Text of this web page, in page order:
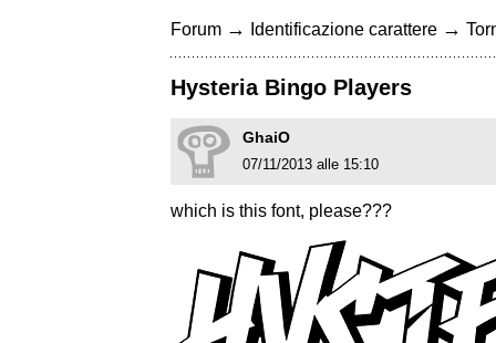
Forum → Identificazione carattere →
Hysteria Bingo Players
GhaiO
07/11/2013 alle 15:10
which is this font, please???